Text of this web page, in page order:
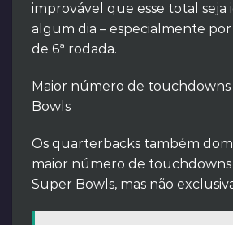
improvável que esse total seja
algum dia – especialmente
de 6ª rodada.
Maior número de
Bowls
Os quarterbacks também
maior número de touchdowns
Super Bowls, mas não